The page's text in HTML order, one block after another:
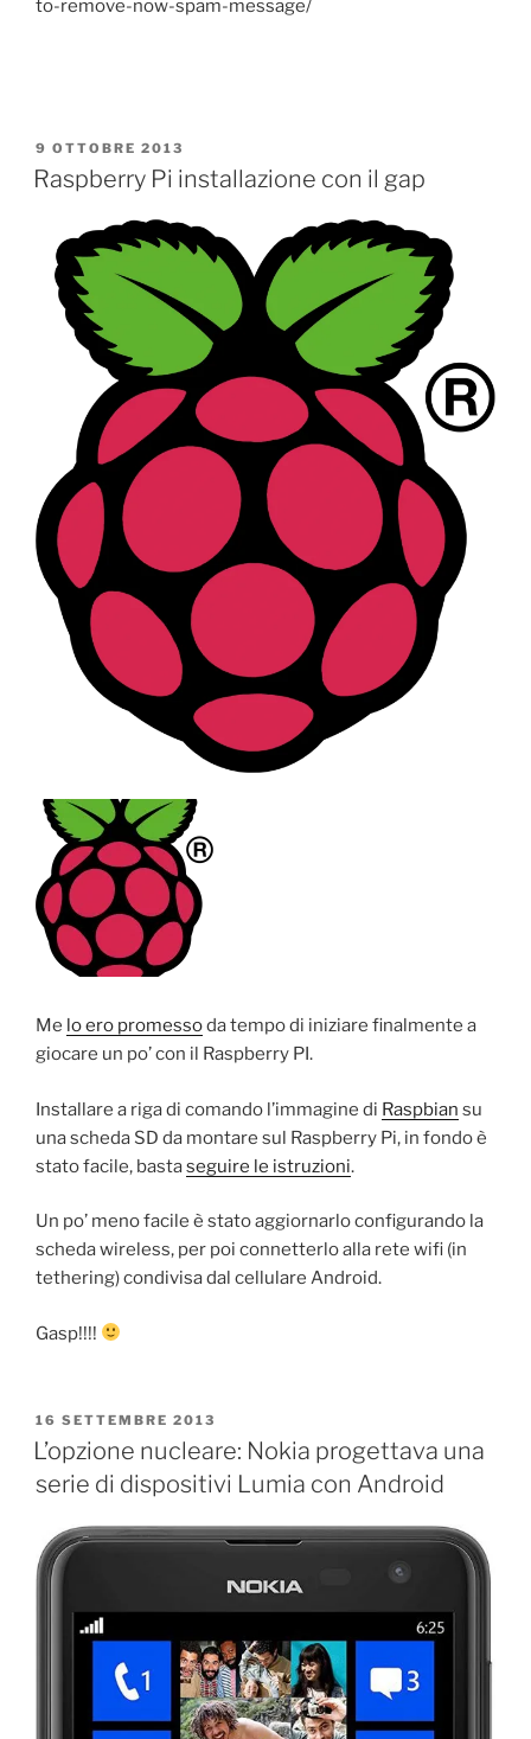
to-remove-now-spam-message/
PUBBLICATO
IL
9 OTTOBRE 2013
Raspberry Pi installazione con il gap
Me lo ero promessoda tempo di iniziare finalmente a
giocare un po’ con il Raspberry PI.
Installare a riga di comando l’immagine di Raspbian su
una scheda SD da montare sul Raspberry Pi, in fondo è
stato facile, bastaseguire le istruzioni.
Un po’ meno facile è stato aggiornarlo configurando la
scheda wireless, per poi connetterlo alla rete wifi (in
tethering) condivisa dal cellulare Android.
Gasp!!!!
PUBBLICATO
IL
16 SETTEMBRE 2013
L’opzione nucleare: Nokia progettava una
serie di dispositivi Lumia con Android